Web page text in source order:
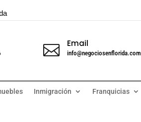
 Email
info@negociosenflorida.com
Inmigración Franquicias